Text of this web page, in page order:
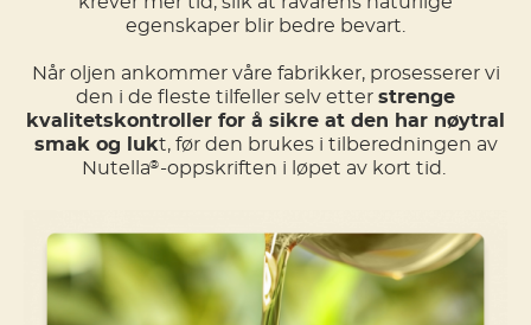
egenskaper blir bedre bevart.
Når oljen ankommer våre fabrikker, prosesserer vi
den i de fleste tilfeller selv etter strenge
kvalitetskontroller for å sikre at den har nøytral
smak og lukt, før den brukes i tilberedningen av
Nutella® -oppskriften i løpet av kort tid.